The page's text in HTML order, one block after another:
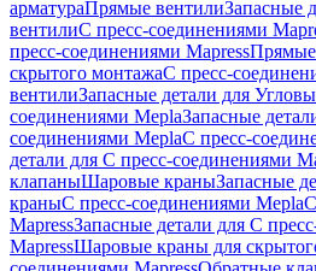
арматураПрямые вентилиЗапасные
вентилиС пресс-соединениями
пресс-соединениями MapressПрямые
скрытого монтажаС пресс-
вентилиЗапасные детали для
соединениями MeplaЗапасные
соединениями MeplaС пресс-
детали для С пресс-соединениями
клапаныШаровые краныЗапасные
краныС пресс-соединениями Mepla
MapressЗапасные детали для С
MapressШаровые краны для